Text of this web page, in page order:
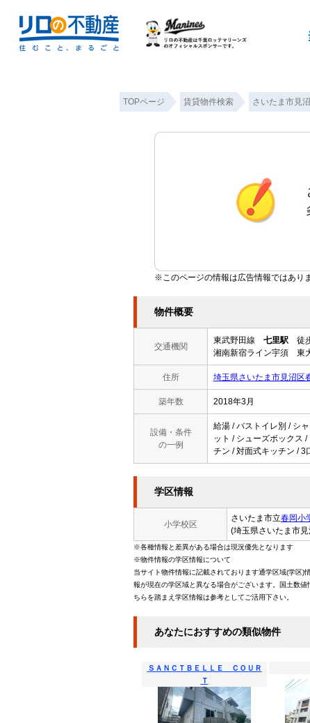
TOPページ 賃貸物件検索 さいたま市見
※このページの情報は広告情報ではあり
物件概要
交通機関
東武野田線 七里駅 徒
湘南新宿ライン宇須
住所 埼玉県さいたま市見沼区
築年数 2018年3月
設備・条件
の一例
給湯 / バストイレ別 / シ
ット / シューズボックス
チン / 対面式キッチン /
学区情報
小学校区
さいたま市立春岡小
(埼玉県さいたま市
※各種情報と差異がある場合は現況優先となります
※物件情報の学区情報について
当サイト物件情報に記載されております通学区域(学区
報が現在の学区域と異なる場合がございます。国土数
ちらを踏まえ学区情報は参考としてご活用下さい。
あなたにおすすめの類似物件
ＳＡＮＣＴＢＥＬＬＥ ＣＯＵＲ
Ｔ